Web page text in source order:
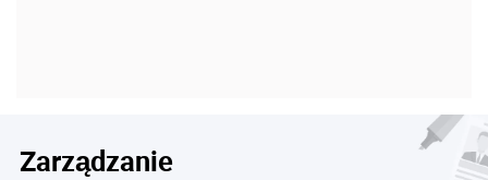
Zarządzanie